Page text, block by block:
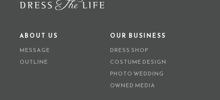
ABOUT US
MESSAGE
OUTLINE
OUR BUSINESS
DRESS SHOP
COSTUME DESIGN
PHOTO WEDDING
OWNED MEDIA